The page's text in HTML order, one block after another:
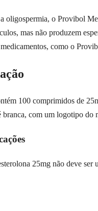
oligospermia, o Provibol
mas não produzem
como o
100 comprimidos de
branca, com um logotipo do
25mg não deve ser